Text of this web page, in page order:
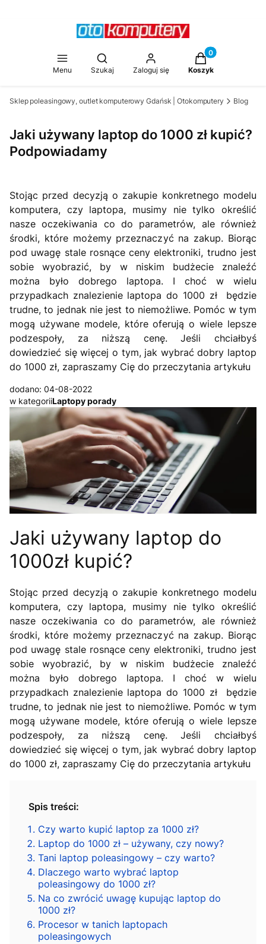
Menu
Otwórz wyszukiwarkę
Szukaj Zaloguj się
Produkty w
Koszyk
Sklep poleasingowy, outlet komputerowy Gdańsk | Otokomputery Blog
Jaki używany laptop do 1000 zł kupić?
Podpowiadamy
Stojąc przed decyzją o zakupie konkretnego modelu
komputera, czy laptopa, musimy nie tylko określić
nasze oczekiwania co do parametrów, ale również
środki, które możemy przeznaczyć na zakup. Biorąc
pod uwagę stale rosnące ceny elektroniki, trudno jest
sobie wyobrazić, by w niskim budżecie znaleźć
można było dobrego laptopa. I choć w wielu
przypadkach znalezienie laptopa do 1000 zł będzie
trudne, to jednak nie jest to niemożliwe. Pomóc w tym
mogą używane modele, które oferują o wiele lepsze
podzespoły, za niższą cenę. Jeśli chciałbyś
dowiedzieć się więcej o tym, jak wybrać dobry laptop
do 1000 zł, zapraszamy Cię do przeczytania artykułu
dodano: 04-08-2022
w kategoriiLaptopy porady
Jaki używany laptop do
1000zł kupić?
Stojąc przed decyzją o zakupie konkretnego modelu
komputera, czy laptopa, musimy nie tylko określić
nasze oczekiwania co do parametrów, ale również
środki, które możemy przeznaczyć na zakup. Biorąc
pod uwagę stale rosnące ceny elektroniki, trudno jest
sobie wyobrazić, by w niskim budżecie znaleźć
można było dobrego laptopa. I choć w wielu
przypadkach znalezienie laptopa do 1000 zł będzie
trudne, to jednak nie jest to niemożliwe. Pomóc w tym
mogą używane modele, które oferują o wiele lepsze
podzespoły, za niższą cenę. Jeśli chciałbyś
dowiedzieć się więcej o tym, jak wybrać dobry laptop
do 1000 zł, zapraszamy Cię do przeczytania artykułu
Spis treści:
Czy warto kupić laptop za 1000 zł?
Laptop do 1000 zł – używany, czy nowy?
Tani laptop poleasingowy – czy warto?
Dlaczego warto wybrać laptop
poleasingowy do 1000 zł?
Na co zwrócić uwagę kupując laptop do
1000 zł?
Procesor w tanich laptopach
poleasingowych